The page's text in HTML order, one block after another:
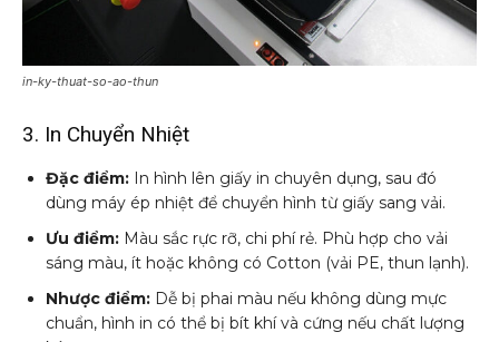
in-ky-thuat-so-ao-thun
3. In Chuyển Nhiệt
Đặc điểm: In hình lên giấy in chuyên dụng, sau đó
dùng máy ép nhiệt để chuyển hình từ giấy sang vải.
Ưu điểm: Màu sắc rực rỡ, chi phí rẻ. Phù hợp cho vải
sáng màu, ít hoặc không có Cotton (vải PE, thun lạnh).
Nhược điểm: Dễ bị phai màu nếu không dùng mực
chuẩn, hình in có thể bị bít khí và cứng nếu chất lượng